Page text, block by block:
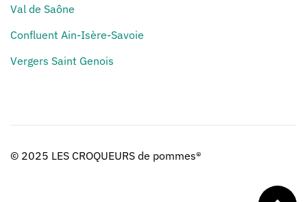
Val de Saône
Confluent Ain-Isère-Savoie
Vergers Saint Genois
© 2025 LES CROQUEURS de pommes®